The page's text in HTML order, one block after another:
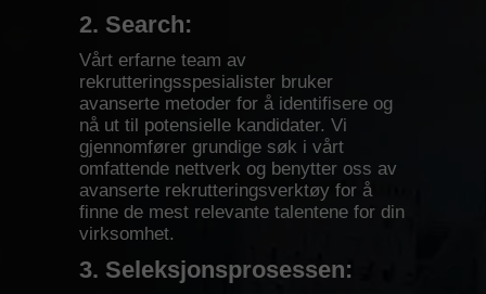
3. Seleksjonsprosessen:
Vårt erfarne team av
rekrutteringsspesialister bruker
avanserte metoder for å identifisere og
nå ut til potensielle kandidater. Vi
gjennomfører grundige søk i vårt
omfattende nettverk og benytter oss av
avanserte rekrutteringsverktøy for å
finne de mest relevante talentene for din
virksomhet.
2. Search: